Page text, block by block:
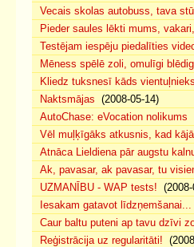
Vecais skolas autobuss, tava
Pieder saules lēkti mums,
Testējam iespēju piedalīties
Mēness spēlē zoli, omulīgi
Kliedz tuksnesī kāds
Naktsmājas (2008-05-14)
AutoChase: eVocation nolikums
Vēl muļķīgāks atkusnis, kad
Atnāca Lieldiena pār augstu
Ak, pavasar, ak pavasar, tu
UZMANĪBU - WAP tests!
Iesakam gatavot līdzņemšanai...
Caur baltu puteni ap tavu dzīvi
Reģistrācija uz regularitāti!